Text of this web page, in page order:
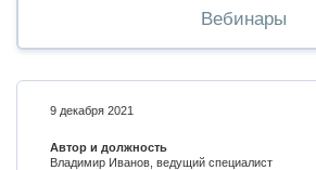
Вебинары
9 декабря 2021
Автор и должность
Владимир Иванов, ведущий специалист